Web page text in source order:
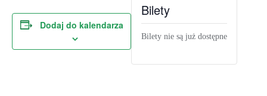
Dodaj do kalendarza
Bilety
Bilety nie są już dostępne